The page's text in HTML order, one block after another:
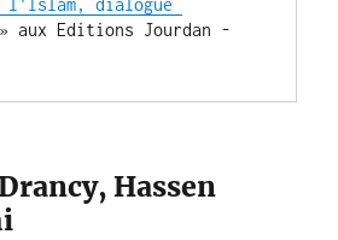
l'Islam, dialogue
» aux Editions Jourdan -
Hassen